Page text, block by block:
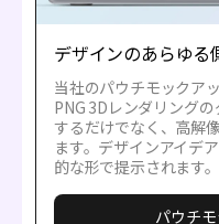
デザインのあらゆる
当社のパウチモックア
PNG 3Dレンダリング
するだけでなく、高解
ます。デザインアイデ
的な形で提示されます。
パウチ